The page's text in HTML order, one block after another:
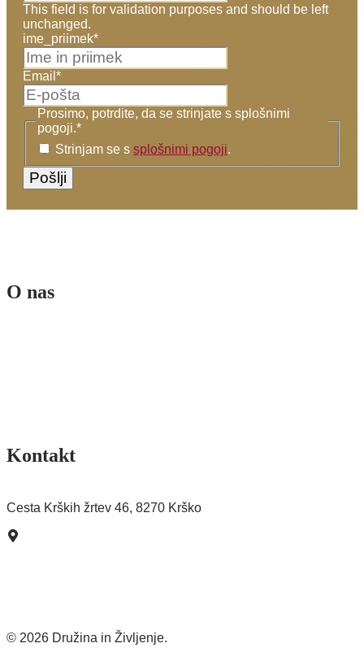
This field is for validation purposes and should be left
unchanged.
ime_priimek*
Email *
Prosimo, potrdite, da se strinjate s splošnimi
pogoji.*
Strinjam se s splošnimi pogoji.
O nas
Kontakt
Cesta Krških žrtev 46, 8270 Krško
© 2026 Družina in Življenje.